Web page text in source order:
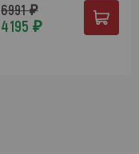
6991 ₽
4195 ₽